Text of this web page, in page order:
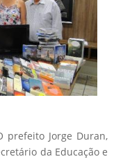
prefeito Jorge Duran,
da Educação e